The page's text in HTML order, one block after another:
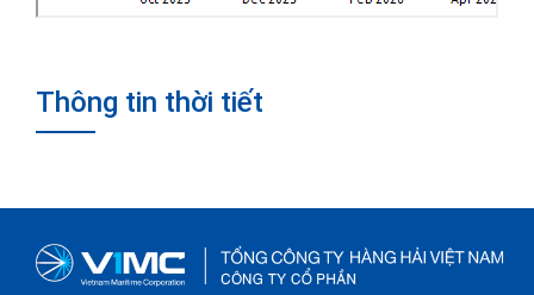
Thông tin thời tiết